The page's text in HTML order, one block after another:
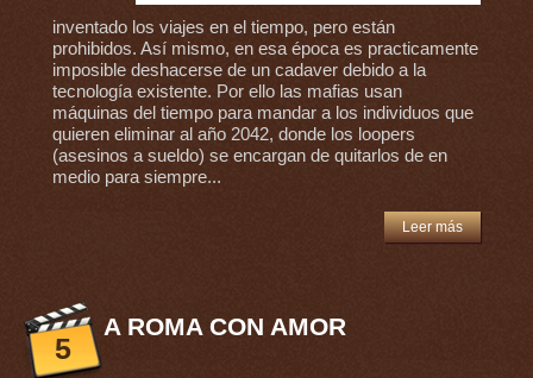
inventado los viajes en el tiempo, pero están
prohibidos. Así mismo, en esa época es practicamente
imposible deshacerse de un cadaver debido a la
tecnología existente. Por ello las mafias usan
máquinas del tiempo para mandar a los individuos que
quieren eliminar al año 2042, donde los loopers
(asesinos a sueldo) se encargan de quitarlos de en
medio para siempre...
Leer más
5
A ROMA CON AMOR